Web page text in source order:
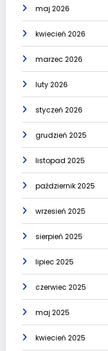
maj 2026
kwiecień 2026
marzec 2026
luty 2026
styczeń 2026
grudzień 2025
listopad 2025
październik 2025
wrzesień 2025
sierpień 2025
lipiec 2025
czerwiec 2025
maj 2025
kwiecień 2025